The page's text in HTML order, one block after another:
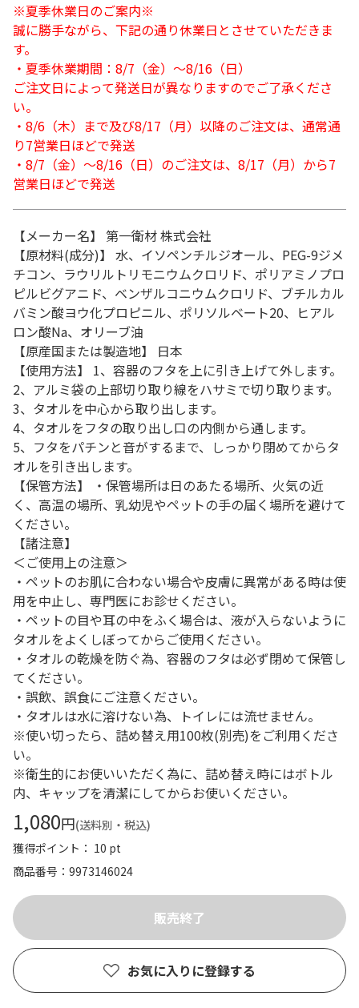
※夏季休業日のご案内※
誠に勝手ながら、下記の通り休業日とさせていただきま
す。
・夏季休業期間：8/7（金）～8/16（日）
ご注文日によって発送日が異なりますのでご了承くださ
い。
・8/6（木）まで及び8/17（月）以降のご注文は、通常通
り7営業日ほどで発送
・8/7（金）～8/16（日）のご注文は、8/17（月）から7
営業日ほどで発送
【メーカー名】 第一衛材 株式会社
【原材料(成分)】 水、イソペンチルジオール、PEG-9ジメ
チコン、ラウリルトリモニウムクロリド、ポリアミノプロ
ピルビグアニド、ベンザルコニウムクロリド、ブチルカル
バミン酸ヨウ化プロピニル、ポリソルベート20、ヒアル
ロン酸Na、オリーブ油
【原産国または製造地】 日本
【使用方法】 1、容器のフタを上に引き上げて外します。
2、アルミ袋の上部切り取り線をハサミで切り取ります。
3、タオルを中心から取り出します。
4、タオルをフタの取り出し口の内側から通します。
5、フタをパチンと音がするまで、しっかり閉めてからタ
オルを引き出します。
【保管方法】 ・保管場所は日のあたる場所、火気の近
く、高温の場所、乳幼児やペットの手の届く場所を避けて
ください。
【諸注意】
＜ご使用上の注意＞
・ペットのお肌に合わない場合や皮膚に異常がある時は使
用を中止し、専門医にお診せください。
・ペットの目や耳の中をふく場合は、液が入らないように
タオルをよくしぼってからご使用ください。
・タオルの乾燥を防ぐ為、容器のフタは必ず閉めて保管し
てください。
・誤飲、誤食にご注意ください。
・タオルは水に溶けない為、トイレには流せません。
※使い切ったら、詰め替え用100枚(別売)をご利用くださ
い。
※衛生的にお使いいただく為に、詰め替え時にはボトル
内、キャップを清潔にしてからお使いください。
1,080円(送料別・税込)
獲得ポイント： 10 pt
商品番号
9973146024
お気に入りに登録する